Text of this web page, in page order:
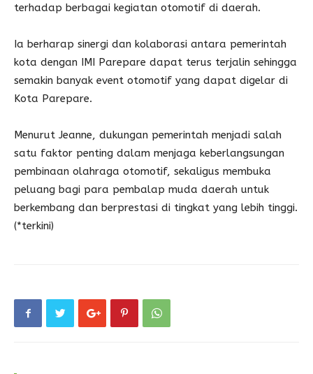
terhadap berbagai kegiatan otomotif di daerah.
Ia berharap sinergi dan kolaborasi antara pemerintah
kota dengan IMI Parepare dapat terus terjalin sehingga
semakin banyak event otomotif yang dapat digelar di
Kota Parepare.
Menurut Jeanne, dukungan pemerintah menjadi salah
satu faktor penting dalam menjaga keberlangsungan
pembinaan olahraga otomotif, sekaligus membuka
peluang bagi para pembalap muda daerah untuk
berkembang dan berprestasi di tingkat yang lebih tinggi.
(*terkini)